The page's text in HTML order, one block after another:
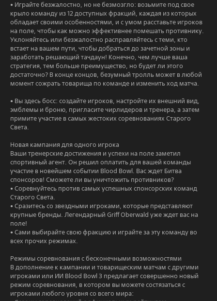
• Играйте безжалостно, но не безмозгло: возьмите под свое
крыло команду из 12 доступных фракций, каждая из которых
обладает своими особенностями, и с умом расставьте игроков
на поле, чтобы как можно эффективнее помешать противнику.
Уклоняйтесь или безжалостно расправляйтесь с теми, кто
встает на вашем пути, чтобы добраться до зачетной зоны и
заработать решающий тачдаун! Конечно, чем лучше ваша
стратегия, тем больше преимущество, но будет ли этого
достаточно? В конце концов, безумный тролль может в любой
момент сожрать товарища по команде и изменить ход матча.
• Вы здесь босс: создайте игроков, настройте их внешний вид,
эмблемы и броню, пригласите чирлидеров и тренера, а затем
примите участие в самых жестоких соревнованиях Старого
Света.
Новая кампания для одного игрока
Ваши тренерские достижения и успехи на поле заметил
спортивный агент. Он решил оплатить для вашей команды
участие в новейшем событии Blood Bowl. Вас ждет Битва
спонсоров! Сможете ли вы уничтожить противников?
• Соревнуйтесь против самых успешных спонсорских команд
Старого Света.
• Сразитесь со звездными игроками, которые представляют
крупные бренды. Легендарный Griff Oberwald уже ждет вас на
поле!
• Сами выбирайте свою фракцию и играйте за эту команду во
всех прочих режимах.
Режимы соревнования с бесконечными возможностями
В дополнение к кампании и товарищеским матчам с другими
игроками или ИИ Blood Bowl 3 предлагает совершенно новый
режим соревнования, в котором вы можете состязаться с
игроками любого уровня со всего мира: